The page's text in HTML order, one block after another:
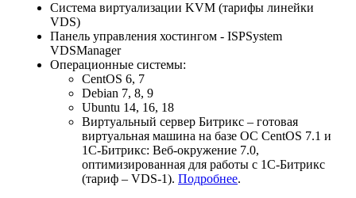
Система виртуализации KVM (тарифы линейки
VDS)
Панель управления хостингом - ISPSystem
VDSManager
Операционные системы:
CentOS 6, 7
Debian 7, 8, 9
Ubuntu 14, 16, 18
Виртуальный сервер Битрикс – готовая
виртуальная машина на базе ОС CentOS 7.1 и
1C-Битрикс: Веб-окружение 7.0,
оптимизированная для работы с 1С-Битрикс
(тариф – VDS-1). Подробнее.